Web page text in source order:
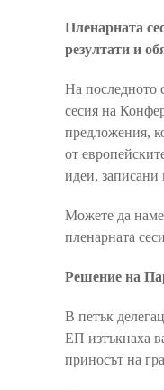
Пленарната
резултати и
На последното
сесия на
предложения,
от
идеи, записани
Можете да
пленарната
Решение на
В петък
ЕП изтъкнаха
приносът на